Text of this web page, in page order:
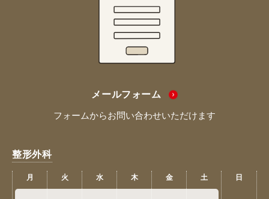
メールフォーム
フォームからお問い合わせいただけます
整形外科
月 火 水 木 金 土 日